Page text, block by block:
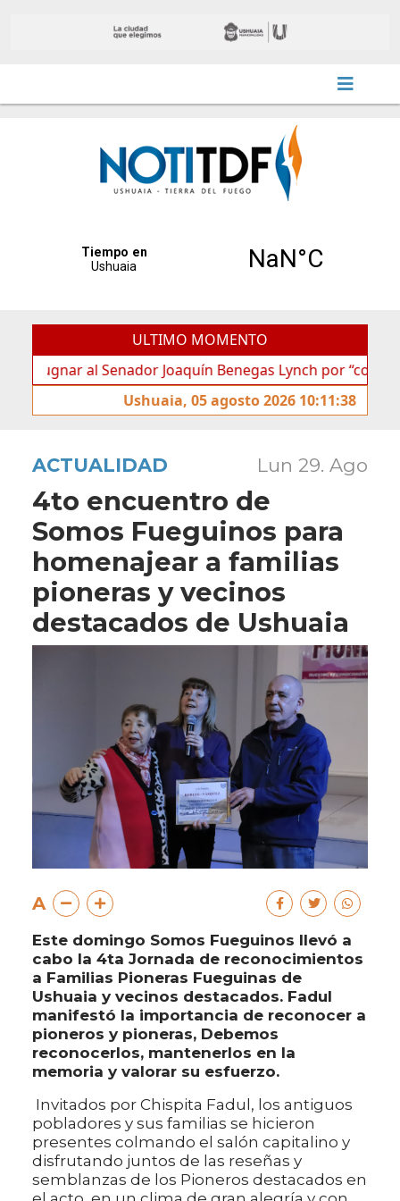
ULTIMO MOMENTO
al Senador Joaquín Benegas Lynch por “conflicto de
Ushuaia, 05 agosto 2026 10:11:38
ACTUALIDAD Lun 29. Ago
4to encuentro de
Somos Fueguinos para
homenajear a familias
pioneras y vecinos
destacados de Ushuaia
A
Este domingo Somos Fueguinos llevó a
cabo la 4ta Jornada de reconocimientos
a Familias Pioneras Fueguinas de
Ushuaia y vecinos destacados. Fadul
manifestó la importancia de reconocer a
pioneros y pioneras, Debemos
reconocerlos, mantenerlos en la
memoria y valorar su esfuerzo.
Invitados por Chispita Fadul, los antiguos
pobladores y sus familias se hicieron
presentes colmando el salón capitalino y
disfrutando juntos de las reseñas y
semblanzas de los Pioneros destacados en